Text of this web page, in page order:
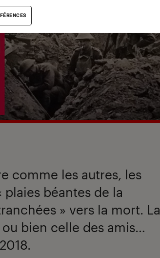
comme les autres, les
plaies béantes de la
» vers la mort. La
bien celle des amis…